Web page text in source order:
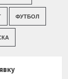
ФУТБОЛ